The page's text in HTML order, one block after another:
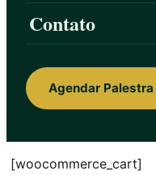
Skip to content
Ainor Lotério
Contato
Agendar Palestra
[woocommerce_cart]